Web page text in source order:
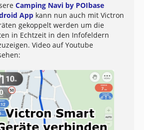
Camping Navi by POIbase
App kann nun auch mit Victron
gekoppelt werden um die
in Echtzeit in den Infofeldern
Video auf Youtube